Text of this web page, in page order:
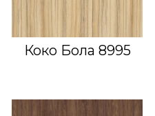
Коко Бола 8995